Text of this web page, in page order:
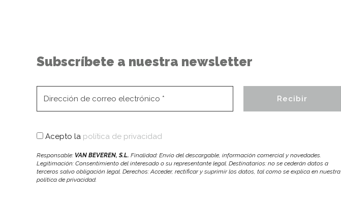
Subscríbete a nuestra newsletter
Acepto la política de privacidad
Responsable: VAN BEVEREN, S.L. Finalidad: Envío del descargable, información comercial y novedades.
Legitimación: Consentimiento del interesado o su representante legal. Destinatarios: no se cederán datos a
terceros salvo obligación legal. Derechos: Acceder, rectificar y suprimir los datos, tal como se explica en nuestra
política de privacidad.